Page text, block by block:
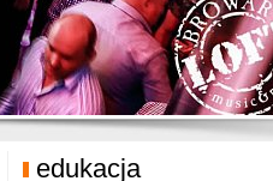
31.12.2018
edukacja